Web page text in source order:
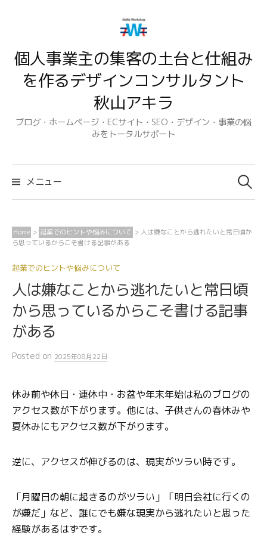
ン
キ
個人事業主の集客の土台と仕組み
を作るデザインコンサルタント
秋山アキラ
ブログ・ホームページ・ECサイト・SEO・デザイン・事業の悩
みをトータルサポート
メニュー
検
索:
Home > 起業でのヒントや悩みについて > 人は嫌なことから逃れたいと常日頃か
ら思っているからこそ書ける記事がある
起業でのヒントや悩みについて
人は嫌なことから逃れたいと常日頃
から思っているからこそ書ける記事
がある
Posted on 2025年08月22日
休み前や休日・連休中・お盆や年末年始は私のブログの
アクセス数が下がります。他には、子供さんの春休みや
夏休みにもアクセス数が下がります。
逆に、アクセスが伸びるのは、現実がツラい時です。
「月曜日の朝に起きるのがツラい」「明日会社に行くの
が嫌だ」など、誰にでも嫌な現実から逃れたいと思った
経験があるはずです。